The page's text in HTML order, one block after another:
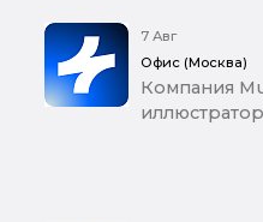
7 Авг
Офис (Москва)
Компания